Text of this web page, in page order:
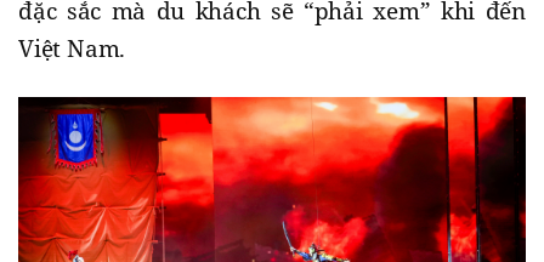
đặc sắc mà du khách sẽ “phải xem” khi đến
Việt Nam.